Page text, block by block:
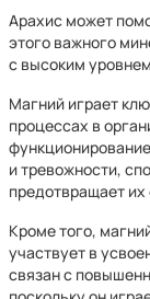
Арахис может
этого важного
с высоким
Магний играет
процессах в
и тревожности,
предотвращает их
Кроме того,
участвует в
связан с